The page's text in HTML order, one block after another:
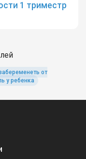
1 триместр
от
у ребенка